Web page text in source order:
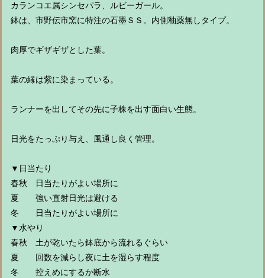
カランコエ属シンセパラ、ルビーガール。
鉢は、市野伝市窯に特注の石墨ＳＳ。内側釉薬無しタイプ。
肉厚でギザギザとした葉。
葉の縁は紫に染まっている。
ランナーを出してその先に子株を出す面白い生態。
日光をたっぷり与え、風通し良く管理。
▼日当たり
春秋 日当たりがよい場所に
夏 強い直射日光は避ける
冬 日当たりがよい場所に
▼水やり
春秋 土が乾いたら鉢底から流れるぐらい
夏 回数を減らし夜に土を湿らす程度
冬 控えめにするか断水